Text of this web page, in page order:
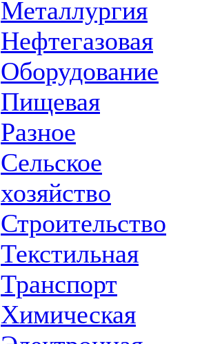
Металлургия
Нефтегазовая
Оборудование
Пищевая
Разное
Сельское
хозяйство
Строительство
Текстильная
Транспорт
Химическая